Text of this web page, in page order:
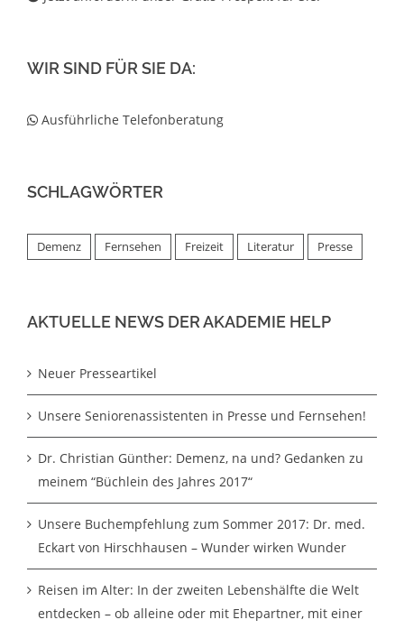
WIR SIND FÜR SIE DA:
Ausführliche Telefonberatung
SCHLAGWÖRTER
Demenz Fernsehen Freizeit Literatur Presse
AKTUELLE NEWS DER AKADEMIE HELP
Neuer Presseartikel
Unsere Seniorenassistenten in Presse und Fernsehen!
Dr. Christian Günther: Demenz, na und? Gedanken zu
meinem “Büchlein des Jahres 2017“
Unsere Buchempfehlung zum Sommer 2017: Dr. med.
Eckart von Hirschhausen – Wunder wirken Wunder
Reisen im Alter: In der zweiten Lebenshälfte die Welt
entdecken – ob alleine oder mit Ehepartner, mit einer